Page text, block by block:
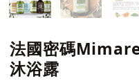
法國密碼
沐浴露